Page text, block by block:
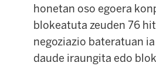
honetan oso egoera
blokeatuta zeuden 76
negoziazio bateratuan
daude iraungita edo